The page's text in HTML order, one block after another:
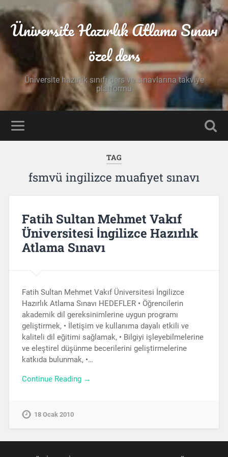
Üniversite Hazırlık Atlama Sınavı
özel ders
Üniversite hazırlık sınıfı ders ve sınavlarına takviye
platformu
TAG
fsmvü ingilizce muafiyet sınavı
Fatih Sultan Mehmet Vakıf
Üniversitesi İngilizce Hazırlık
Atlama Sınavı
Fatih Sultan Mehmet Vakıf Üniversitesi İngilizce
Hazırlık Atlama Sınavı HEDEFLER • Öğrencilerin
akademik dil gereksinimlerine uygun programı
geliştirmek, • İletişim ve kullanıma dayalı etkili ve
kaliteli dil eğitimi sağlamak, • Bilgiyi işleyebilmelerine
ve eleştirel düşünme becerilerini geliştirmelerine
katkıda bulunmak, •…
Continue Reading →
18 Ocak 2010